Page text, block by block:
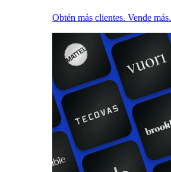
Obtén más clientes. Vende más.